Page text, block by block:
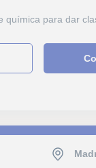
química para dar